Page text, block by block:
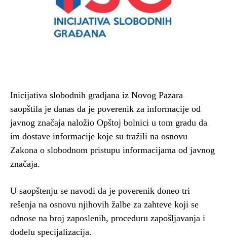
Inicijativa slobodnih gradjana iz Novog Pazara
saopštila je danas da je poverenik za informacije od
javnog značaja naložio Opštoj bolnici u tom gradu da
im dostave informacije koje su tražili na osnovu
Zakona o slobodnom pristupu informacijama od javnog
značaja.
U saopštenju se navodi da je poverenik doneo tri
rešenja na osnovu njihovih žalbe za zahteve koji se
odnose na broj zaposlenih, proceduru zapošljavanja i
dodelu specijalizacija.